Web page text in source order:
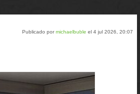
Publicado pormichaelbuble el 4 jul 2026, 20:07